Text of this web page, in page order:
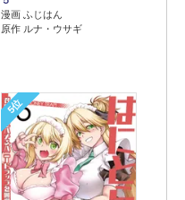
漫画 ふじはん
原作 ルナ・ウサギ
5位